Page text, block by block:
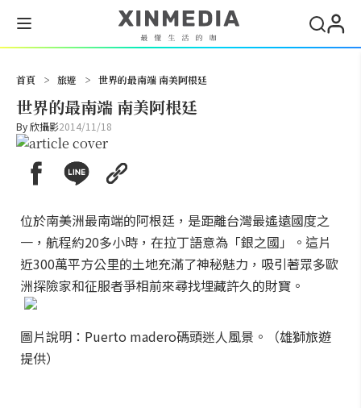
首頁 > 旅遊 > 世界的最南端 南美阿根廷
世界的最南端 南美阿根廷
By欣攝影2014/11/18
位於南美洲最南端的阿根廷，是距離台灣最遙遠國度之
一，航程約20多小時，在拉丁語意為「銀之國」。這片
近300萬平方公里的土地充滿了神秘魅力，吸引著眾多歐
洲探險家和征服者爭相前來尋找埋藏許久的財寶。
圖片說明：Puerto madero碼頭迷人風景。（雄獅旅遊
提供）